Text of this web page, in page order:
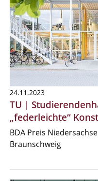
24.11.2023
TU |
„federleichte“
BDA Preis
Braunschweig